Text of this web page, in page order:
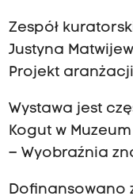
Zespół
Justyna
Projekt
Wystawa jest
Kogut w
– Wyobraźnia
Dofinansowano